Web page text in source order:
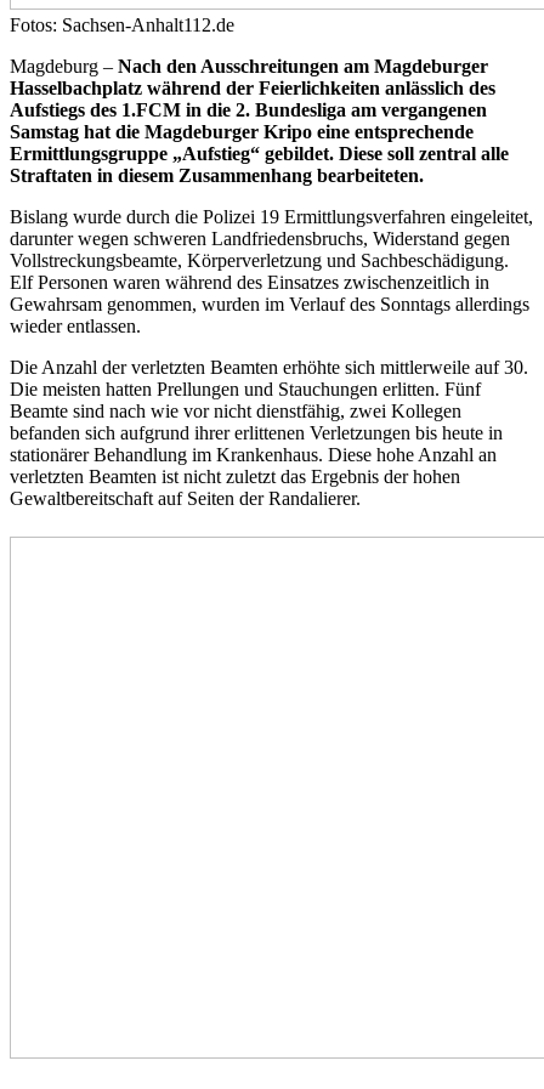
Fotos: Sachsen-Anhalt112.de
Magdeburg – Nach den Ausschreitungen am Magdeburger
Hasselbachplatz während der Feierlichkeiten anlässlich des
Aufstiegs des 1.FCM in die 2. Bundesliga am vergangenen
Samstag hat die Magdeburger Kripo eine entsprechende
Ermittlungsgruppe „Aufstieg“ gebildet. Diese soll zentral alle
Straftaten in diesem Zusammenhang bearbeiteten.
Bislang wurde durch die Polizei 19 Ermittlungsverfahren eingeleitet,
darunter wegen schweren Landfriedensbruchs, Widerstand gegen
Vollstreckungsbeamte, Körperverletzung und Sachbeschädigung.
Elf Personen waren während des Einsatzes zwischenzeitlich in
Gewahrsam genommen, wurden im Verlauf des Sonntags allerdings
wieder entlassen.
Die Anzahl der verletzten Beamten erhöhte sich mittlerweile auf 30.
Die meisten hatten Prellungen und Stauchungen erlitten. Fünf
Beamte sind nach wie vor nicht dienstfähig, zwei Kollegen
befanden sich aufgrund ihrer erlittenen Verletzungen bis heute in
stationärer Behandlung im Krankenhaus. Diese hohe Anzahl an
verletzten Beamten ist nicht zuletzt das Ergebnis der hohen
Gewaltbereitschaft auf Seiten der Randalierer.